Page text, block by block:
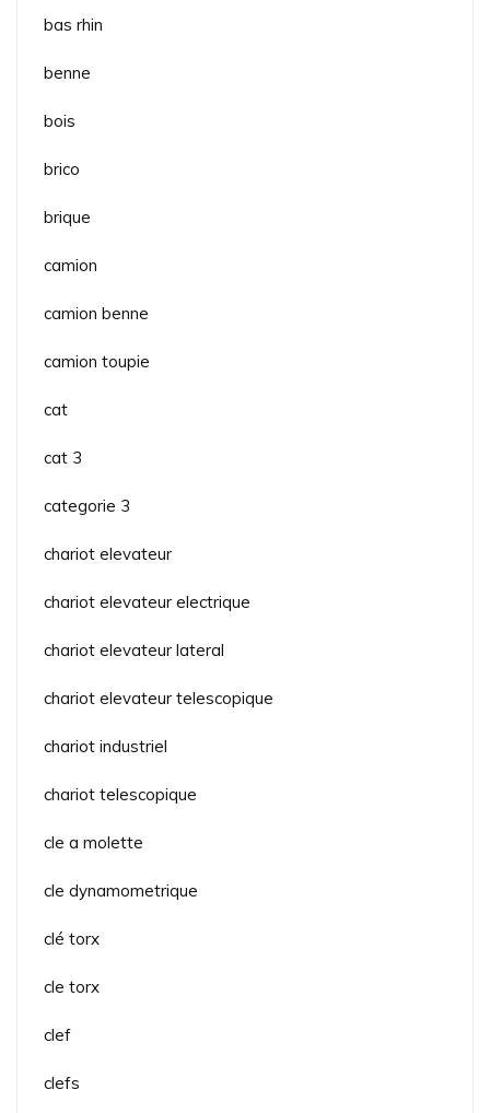
bas rhin
benne
bois
brico
brique
camion
camion benne
camion toupie
cat
cat 3
categorie 3
chariot elevateur
chariot elevateur electrique
chariot elevateur lateral
chariot elevateur telescopique
chariot industriel
chariot telescopique
cle a molette
cle dynamometrique
clé torx
cle torx
clef
clefs